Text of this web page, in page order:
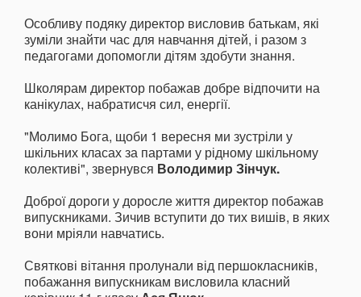
Особливу подяку директор висловив батькам, які
зуміли знайти час для навчання дітей, і разом з
педагогами допомогли дітям здобути знання.
Школярам директор побажав добре відпочити на
канікулах, набратисчя сил, енергії.
"Молимо Бога, щоби 1 вересня ми зустріли у
шкільних класах за партами у рідному шкільному
колективі", звернувся Володимир Зінчук.
Доброї дороги у доросле життя директор побажав
випускниками. Зичив вступити до тих вишів, в яких
вони мріяли навчатись.
Святкові вітання пролунали від першокласників,
побажання випускникам висловила класний